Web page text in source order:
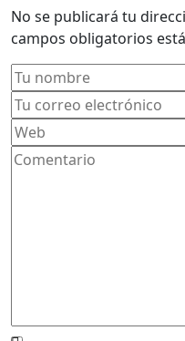
No se publicará tu
campos obligatorios